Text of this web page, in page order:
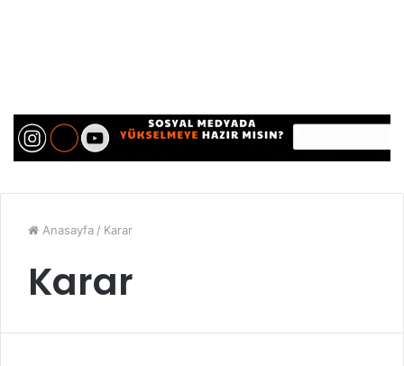
Anasayfa / Karar
Karar